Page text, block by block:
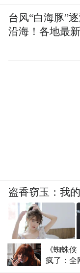
《蜘蛛侠：
疯了：全网
台风“白海豚”
沿海！各地最
盗香窃玉：我
爽文